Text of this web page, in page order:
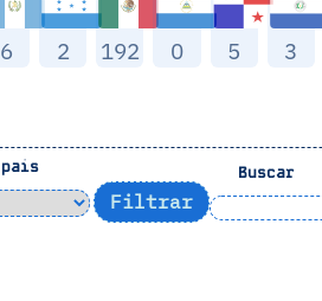
6 2 192 0 5 3
Buscar